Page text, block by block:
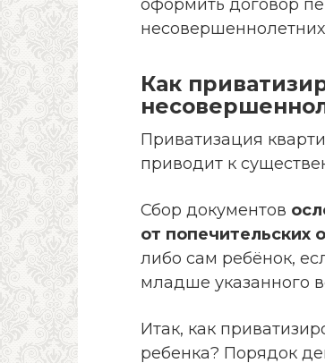
оформить договор
Как
Приватизация
приводит к
Сбор документов
от попечительских
либо сам ребёнок,
младше указанного
Итак, как
ребенка? Порядок